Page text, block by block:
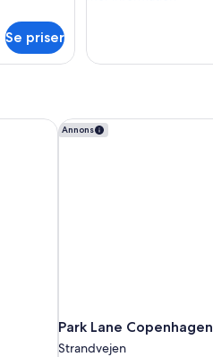
Se priser
Annons
Park Lane Copenhagen
Strandvejen
Park Lane Copenhagen